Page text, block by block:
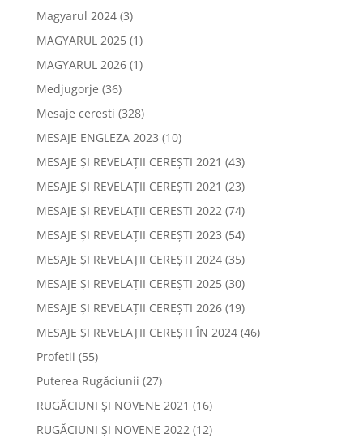
Magyarul 2024(3)
MAGYARUL 2025(1)
MAGYARUL 2026(1)
Medjugorje (36)
Mesaje ceresti (328)
MESAJE ENGLEZA 2023 (10)
MESAJE ȘI REVELAȚII CEREȘTI 2021 (43)
MESAJE ȘI REVELAȚII CEREȘTI 2021 (23)
MESAJE ȘI REVELAȚII CERESTI 2022(74)
MESAJE ȘI REVELAȚII CEREȘTI 2023 (54)
MESAJE ȘI REVELAȚII CEREȘTI 2024(35)
MESAJE ȘI REVELAȚII CEREȘTI 2025(30)
MESAJE ȘI REVELAȚII CEREȘTI 2026(19)
MESAJE ȘI REVELAȚII CEREȘTI ÎN 2024(46)
Profetii (55)
Puterea Rugăciunii (27)
RUGĂCIUNI ȘI NOVENE 2021 (16)
RUGĂCIUNI ȘI NOVENE 2022(12)